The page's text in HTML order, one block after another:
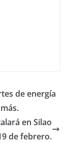
de energía
en Silao
de febrero.